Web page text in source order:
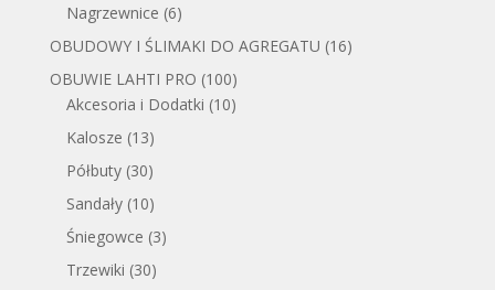
Nagrzewnice (6)
OBUDOWY I ŚLIMAKI DO AGREGATU (16)
OBUWIE LAHTI PRO (100)
Akcesoria i Dodatki (10)
Kalosze (13)
Półbuty (30)
Sandały (10)
Śniegowce (3)
Trzewiki (30)